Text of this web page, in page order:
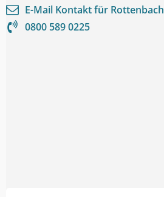
E-Mail Kontakt für Rottenbach
0800 589 0225